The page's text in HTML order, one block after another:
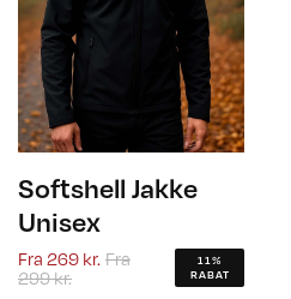
Softshell Jakke
Unisex
Fra 269 kr. Fra
299 kr.
11%
RABAT